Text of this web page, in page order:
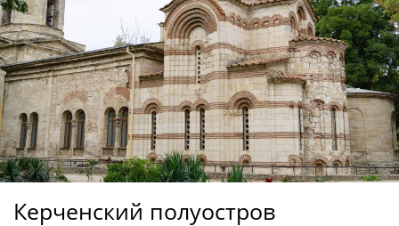
Керченский полуостров